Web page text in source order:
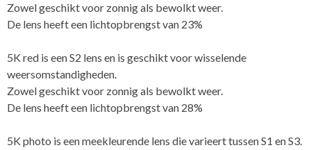
Zowel geschikt voor zonnig als bewolkt weer.
De lens heeft een lichtopbrengst van 23%
5K red is een S2 lens en is geschikt voor wisselende
weersomstandigheden.
Zowel geschikt voor zonnig als bewolkt weer.
De lens heeft een lichtopbrengst van 28%
5K photo is een meekleurende lens die varieert tussen S1 en S3.